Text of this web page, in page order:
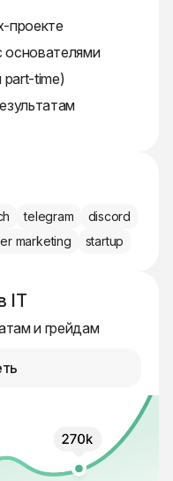
проекте
основателями
part-time)
telegram
discord
marketing startup
IT
и грейдам